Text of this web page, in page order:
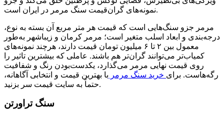
نمونه‌های گران‌قیمت سنگ مرمر در ایران است.
مرمر جزو سنگ‌هایی است که قیمت هر متر مربع آن بسته به نوع،
درجه‌بندی و ابعاد اسلب متغیر است؛ مرمر کرمان و زیباشهر به‌طور
معمول بین ۲ تا ۶ میلیون تومان قیمت دارند، هرچند نمونه‌های
کمیاب‌تر می‌توانند گران‌تر هم باشند. عاملی که بیشترین تاثیر را
روی قیمت نهایی مرمر می‌گذارد، یکدست‌بودن رنگ و شفافیت
رگه‌هاست. برای خرید سنگ مرمر با بهترین قیمت و انتخابی آگاهانه،
حتماً به سایت قیمت سر بزنید.
سنگ تراورتن